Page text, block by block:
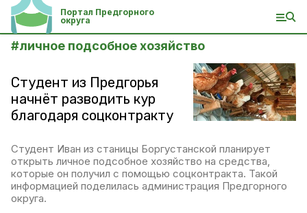
Портал Предгорного
округа
#личное подсобное хозяйство
Студент из Предгорья
начнёт разводить кур
благодаря соцконтракту
Студент Иван из станицы Боргустанской планирует
открыть личное подсобное хозяйство на средства,
которые он получил с помощью соцконтракта. Такой
информацией поделилась администрация Предгорного
округа.